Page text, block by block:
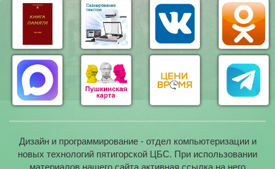
Дизайн и программирование - отдел компьютеризации и
новых технологий пятигорской ЦБС. При использовании